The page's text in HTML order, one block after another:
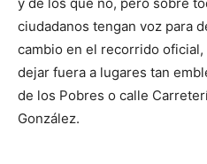
ciudadanos tengan voz para
cambio en el recorrido
dejar fuera a lugares tan
de los Pobres o calle
González.